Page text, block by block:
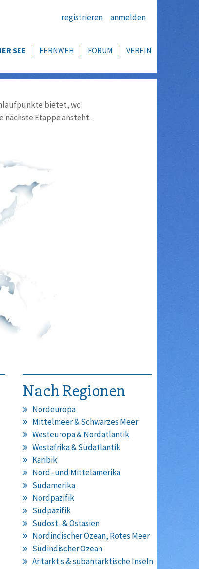
registrieren anmelden
SEE FERNWEH FORUM VEREIN
bietet, wo
nächste Etappe ansteht.
Nach Regionen
Nordeuropa
Mittelmeer & Schwarzes Meer
Westeuropa & Nordatlantik
Westafrika & Südatlantik
Karibik
Nord- und Mittelamerika
Südamerika
Nordpazifik
Südpazifik
Südost- & Ostasien
Nordindischer Ozean, Rotes Meer
Südindischer Ozean
Antarktis & subantarktische Inseln